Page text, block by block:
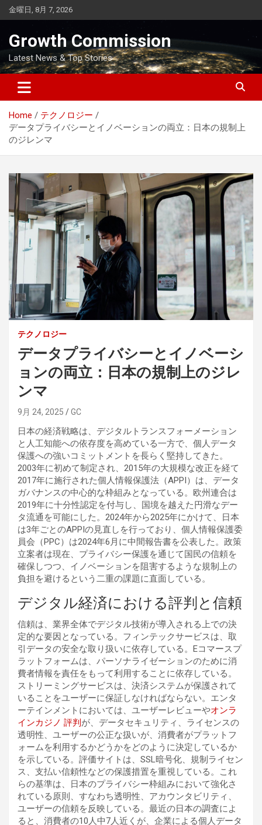
Skip
to
金曜日, 8月 7, 2026
Growth Commission
Latest News & Top Stories
Home
テクノロジー
データプライバシーとイノベーションの両立：日本の規制上
のジレンマ
テクノロジー
データプライバシーとイノベーシ
ョンの両立：日本の規制上のジレ
ンマ
9月 24, 2025 GC
日本の経済戦略は、デジタルトランスフォーメーション
と人工知能への依存度を高めている一方で、個人データ
保護への強いコミットメントを長らく堅持してきた。
2003年に初めて制定され、2015年の大規模な改正を経て
2017年に施行された個人情報保護法（APPI）は、データ
ガバナンスの中心的な枠組みとなっている。欧州連合は
2019年に十分性認定を付与し、国境を越えた円滑なデー
タ流通を可能にした。2024年から2025年にかけて、日本
は3年ごとのAPPIの見直しを行っており、個人情報保護委
員会（PPC）は2024年6月に中間報告書を公表した。政策
立案者は現在、プライバシー保護を通じて国民の信頼を
確保しつつ、イノベーションを阻害するような規制上の
負担を避けるという二重の課題に直面している。
デジタル経済における評判と信頼
信頼は、業界全体でデジタル技術が導入される上での決
定的な要因となっている。フィンテックサービスは、取
引データの安全な取り扱いに依存している。Eコマースプ
ラットフォームは、パーソナライゼーションのために消
費者情報を責任をもって利用することに依存している。
ストリーミングサービスは、決済システムが保護されて
いることをユーザーに保証しなければならない。エンタ
ーテインメントにおいては、ユーザーレビューやオンラ
インカジノ 評判 が、データセキュリティ、ライセンスの
透明性、ユーザーの公正な扱いが、消費者がプラットフ
ォームを利用するかどうかをどのように決定しているか
を示している。評価サイトは、SSL暗号化、規制ライセン
ス、支払い信頼性などの保護措置を重視している。これ
らの基準は、日本のプライバシー枠組みにおいて強化さ
れている原則、すなわち透明性、アカウンタビリティ、
ユーザーの信頼を反映している。最近の日本の調査によ
ると、消費者の10人中7人近くが、企業による個人データ